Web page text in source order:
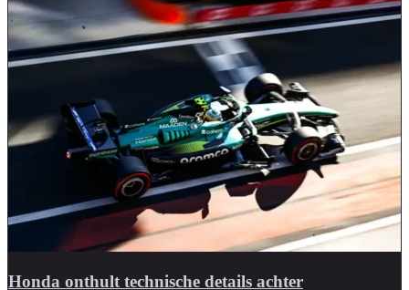
Honda onthult technische details achter